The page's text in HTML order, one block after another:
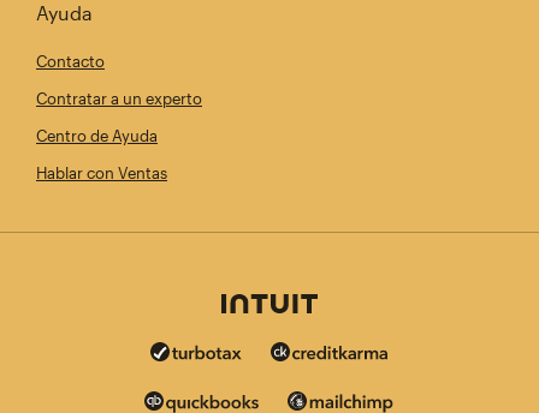
Ayuda
Contacto
Contratar a un experto
Centro de Ayuda
Hablar con Ventas